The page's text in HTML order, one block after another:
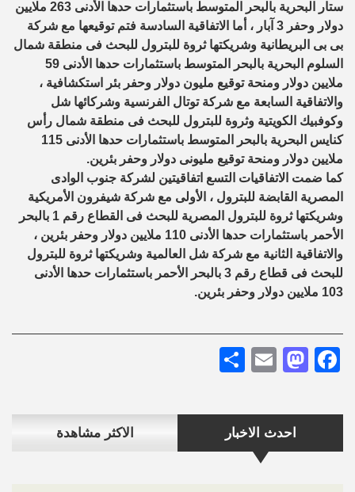
احدث الاخبار الاكثر مشاهدة
ستار البحرية بالبحر المتوسط باستثمارات حدها الأدنى 263 ملايين
دولار وحفر 3 آبار ، أما الاتفاقية السادسة فتم توقيعها مع شركة
بى بى البريطانية وشريكتها ثروة للبترول للبحث فى منطقة شمال
السلوم البحرية بالبحر المتوسط باستثمارات حدها الأدنى 59
ملايين دولار ومنحة توقيع مليون دولار وحفر بئر استكشافية ،
والاتفاقية السابعة مع شركة توتال الفرنسية وشركائها شل
وكوفبيك الكويتية وثروة للبترول للبحث فى منطقة شمال رأس
كنايس البحرية بالبحر المتوسط باستثمارات حدها الأدنى 115
ملايين دولار ومنحة توقيع مليونى دولار وحفر بئرين.
كما ضمت الاتفاقيات التسع اتفاقيتين لشركة جنوب الوادى
المصرية القابضة للبترول ، الأولى مع شركة شيفرون الأمريكية
وشريكتها ثروة للبترول المصرية للبحث فى القطاع رقم 1 بالبحر
الأحمر باستثمارات حدها الأدنى 110 ملايين دولار وحفر بئرين ،
والاتفاقية الثانية مع شركة شل العالمية وشريكتها ثروة للبترول
للبحث فى قطاع رقم 3 بالبحر الأحمر باستثمارات حدها الأدنى
103 ملايين دولار وحفر بئرين.
Facebook
Mastodon
Email